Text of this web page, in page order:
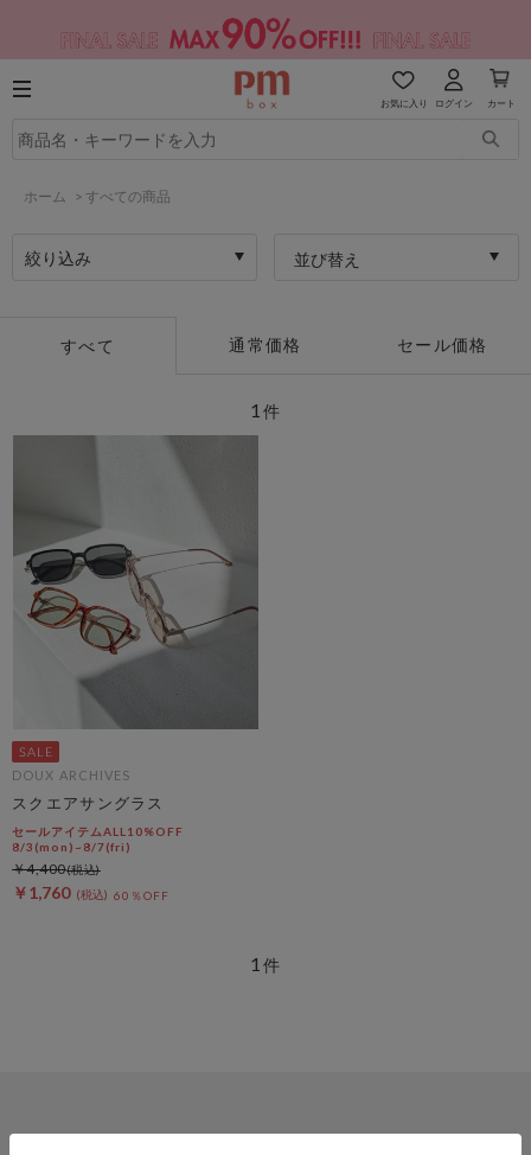
お気に入り ログイン カート
ホーム > すべての商品
絞り込み 並び替え
すべて 通常価格 セール価格
1 件
DOUX ARCHIVES
スクエアサングラス
セールアイテムALL10%OFF
8/3(mon)~8/7(fri)
￥1,760 60％OFF
￥4,400
1 件